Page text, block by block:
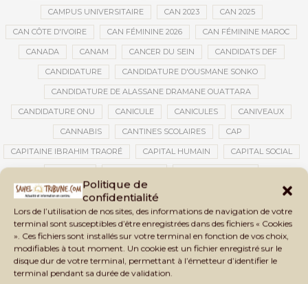
Politique de
confidentialité
Lors de l’utilisation de nos sites, des informations de navigation de votre
terminal sont susceptibles d’être enregistrées dans des fichiers « Cookies
». Ces fichiers sont installés sur votre terminal en fonction de vos choix,
modifiables à tout moment. Un cookie est un fichier enregistré sur le
disque dur de votre terminal, permettant à l’émetteur d’identifier le
terminal pendant sa durée de validation.
CAMPUS UNIVERSITAIRE CAN 2023 CAN 2025
CAN CÔTE D'IVOIRE CAN FÉMININE 2026 CAN FÉMININE MAROC
CANADA CANAM CANCER DU SEIN CANDIDATS DEF
CANDIDATURE CANDIDATURE D'OUSMANE SONKO
CANDIDATURE DE ALASSANE DRAMANE OUATTARA
CANDIDATURE ONU CANICULE CANICULES CANIVEAUX
CANNABIS CANTINES SCOLAIRES CAP
CAPITAINE IBRAHIM TRAORÉ CAPITAL HUMAIN CAPITAL SOCIAL
CARTE D’IDENTITÉ BIOMÉTRIQUE CARTE NINA CARTONS ROUGES
CASABLANCA CATASTROPHE CATASTROPHE NATURELLE
CATASTROPHES CLIMATIQUES CATASTROPHES NATURELLES
CAUTION 10 000 DOLLARS CAUTION DE VISA CDAT CECOGEC
CÉDÉAO CEDEAO CEI CÉLÉBRATION NATIONALE